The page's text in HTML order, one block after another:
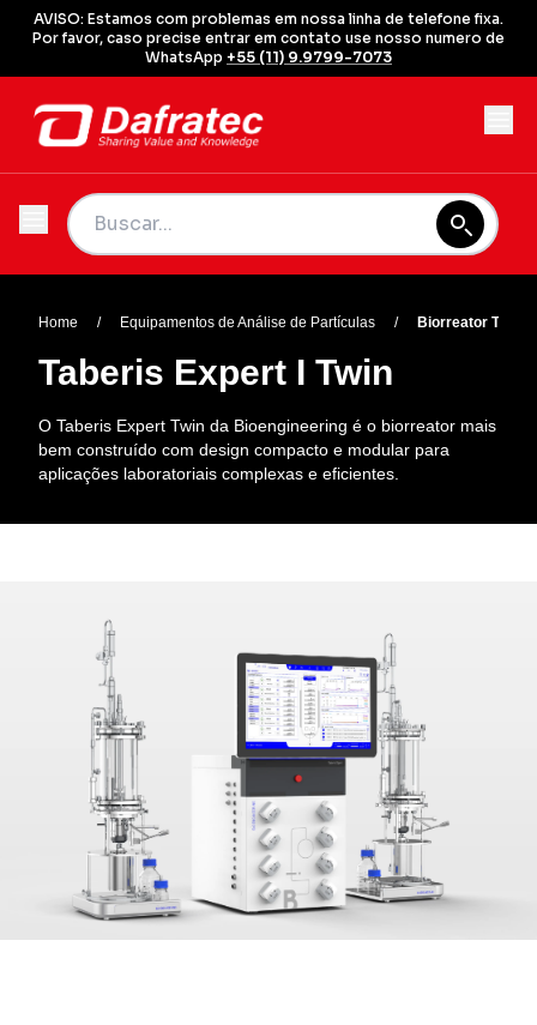
AVISO: Estamos com problemas em nossa linha de telefone fixa.
Por favor, caso precise entrar em contato use nosso numero de
WhatsApp +55 (11) 9.9799-7073
Home / Equipamentos de Análise de Partículas / Biorreator
Taberis Expert I Twin
O Taberis Expert Twin da Bioengineering é o biorreator mais
bem construído com design compacto e modular para
aplicações laboratoriais complexas e eficientes.